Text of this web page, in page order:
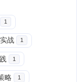
1
战 1
1
略 1